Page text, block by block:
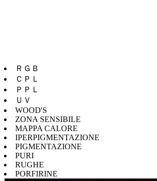
ＲＧＢ
ＣＰＬ
ＰＰＬ
ＵＶ
WOOD'S
ZONA SENSIBILE
MAPPA CALORE
IPERPIGMENTAZIONE
PIGMENTAZIONE
PURI
RUGHE
PORFIRINE